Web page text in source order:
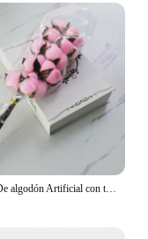
10 Uds. De algodón Artificial con tallos, rama de cabeza de flor Artificial hecha a mano, guirnalda de flores de campo Retro, ramo de decoración del hogar